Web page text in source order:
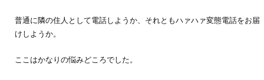
普通に隣の住人として電話しようか、それともハァハァ変態電話をお届
けしようか。
ここはかなりの悩みどころでした。